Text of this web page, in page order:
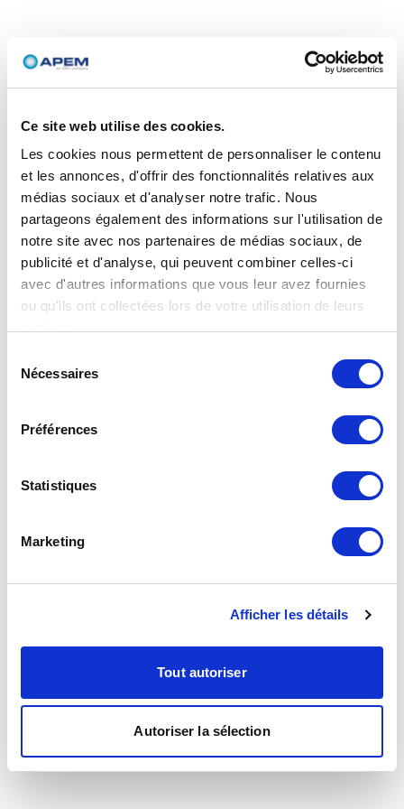
Ce site web utilise des cookies.
Les cookies nous permettent de personnaliser le contenu
et les annonces, d'offrir des fonctionnalités relatives aux
médias sociaux et d'analyser notre trafic. Nous
partageons également des informations sur l'utilisation de
notre site avec nos partenaires de médias sociaux, de
publicité et d'analyse, qui peuvent combiner celles-ci
avec d'autres informations que vous leur avez fournies
ou qu'ils ont collectées lors de votre utilisation de leurs
Nécessaires
Préférences
Statistiques
Marketing
Afficher les détails
Tout autoriser
Autoriser la sélection